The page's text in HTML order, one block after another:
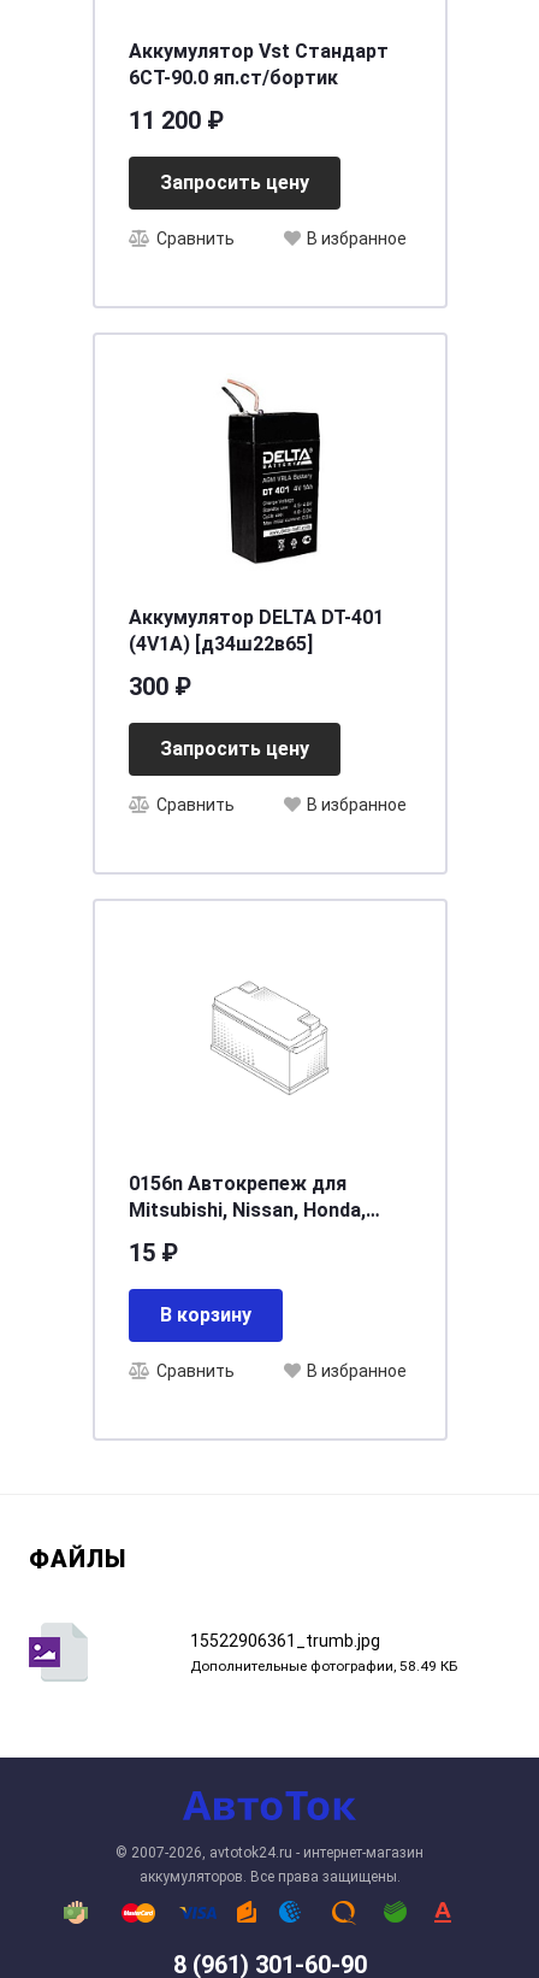
Аккумулятор Vst Стандарт
6СТ-90.0 яп.ст/бортик
11 200 ₽
Запросить цену
Сравнить В избранное
Аккумулятор DELTA DT-401
(4V1A) [д34ш22в65]
300 ₽
Запросить цену
Сравнить В избранное
0156n Автокрепеж для
Mitsubishi, Nissan, Honda,
(01553-09321), MR328954
15 ₽
В корзину
Сравнить В избранное
ФАЙЛЫ
15522906361_trumb.jpg
Дополнительные фотографии, 58.49 КБ
8 (961) 301-60-90
© 2007-2026, avtotok24.ru - интернет-магазин
аккумуляторов. Все права защищены.